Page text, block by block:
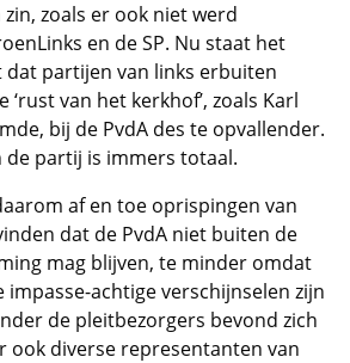
zoals er ook niet werd
en de SP. Nu staat het
dat partijen van links erbuiten
‘rust van het kerkhof’, zoals Karl
bij de PvdA des te opvallender.
de partij is immers totaal.
af en toe oprispingen van
dat de PvdA niet buiten de
mag blijven, te minder omdat
achtige verschijnselen zijn
de pleitbezorgers bevond zich
ook diverse representanten van